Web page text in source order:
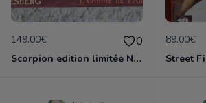
149.00€ 0
Scorpion edition limitée Neufs - Desberg
89.00€